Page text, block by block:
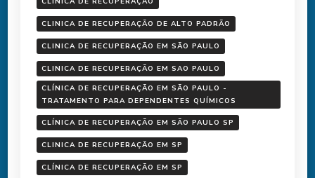
CLINICA DE RECUPERAÇÃO DE ALTO PADRÃO
CLINICA DE RECUPERAÇÃO EM SÃO PAULO
CLINICA DE RECUPERAÇÃO EM SAO PAULO
CLÍNICA DE RECUPERAÇÃO EM SÃO PAULO -
TRATAMENTO PARA DEPENDENTES QUÍMICOS
CLÍNICA DE RECUPERAÇÃO EM SÃO PAULO SP
CLINICA DE RECUPERAÇÃO EM SP
CLÍNICA DE RECUPERAÇÃO EM SP